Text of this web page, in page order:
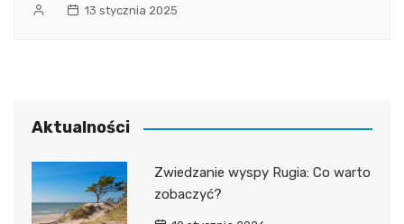
13 stycznia 2025
Aktualności
Zwiedzanie wyspy Rugia: Co warto
zobaczyć?